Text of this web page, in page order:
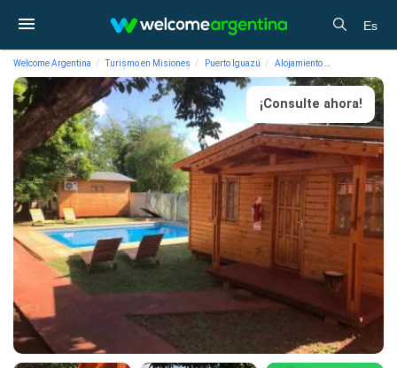
Es
Welcome Argentina Turismo en Misiones Puerto Iguazú Alojamiento
¡Consulte ahora!